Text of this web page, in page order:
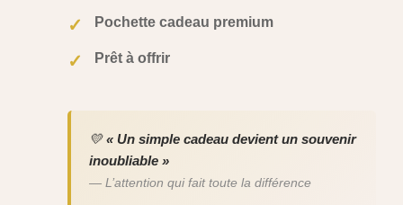
✓ Pochette cadeau premium
✓ Prêt à offrir
💛« Un simple cadeau devient un souvenir
inoubliable »
— L’attention qui fait toute la différence